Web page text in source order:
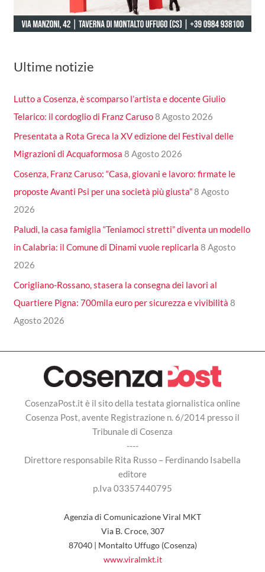
Ultime notizie
Lutto a Cosenza, è scomparso l’artista e docente Giulio
Telarico: il cordoglio di Franz Caruso8 Agosto 2026
Presentata a Rota Greca la XV edizione del Festival delle
Migrazioni di Acquaformosa 8 Agosto 2026
Cosenza, Franz Caruso: “Casa, giovani e lavoro: firmate le
proposte Avanti Psi per una società più giusta”8 Agosto
2026
Paludi, la casa famiglia “Teniamoci stretti” diventa un modello
in Calabria: il Comune di Dinami vuole replicarla 8 Agosto
2026
Corigliano-Rossano, stasera la consegna dei lavori al
Quartiere Pigna: 700mila euro per sicurezza e vivibilità 8
Agosto 2026
CosenzaPost.it è il sito della testata giornalistica online
Cosenza Post, avente Registrazione n. 6/2014 presso il
Tribunale di Cosenza
----
Direttore responsabile Rita Russo – Ferdinando Isabella
editore
p.Iva 03357440795
Agenzia di Comunicazione Viral MKT
Via B. Croce, 307
87040 | Montalto Uffugo (Cosenza)
www.viralmkt.it